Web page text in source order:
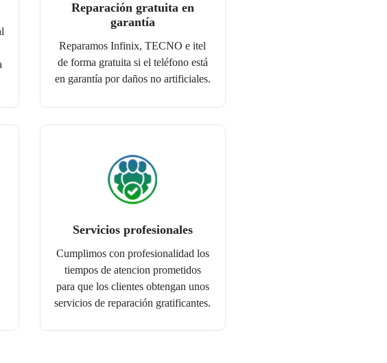
Reparación gratuita en
garantía
Reparamos Infinix, TECNO e itel
de forma gratuita si el teléfono está
en garantía por daños no artificiales.
Servicios profesionales
Cumplimos con profesionalidad los
tiempos de atencion prometidos
para que los clientes obtengan unos
servicios de reparación gratificantes.